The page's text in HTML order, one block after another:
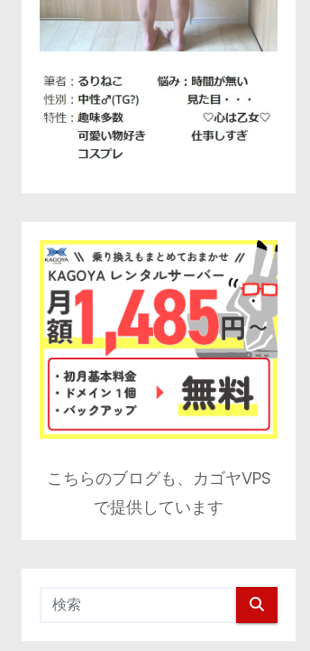
こちらのブログも、カゴヤVPS
で提供しています